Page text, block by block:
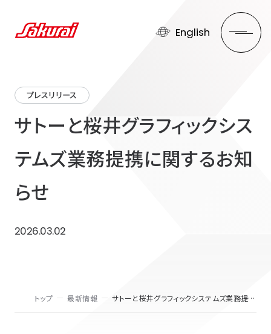
English
プレスリリース
サトーと桜井グラフィックシス
テムズ業務提携に関するお知
らせ
2026.03.02
トップ 最新情報
サトーと桜井グラフィックシステムズ業務提携